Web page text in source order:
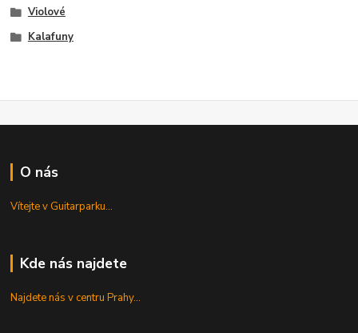
Violové
Kalafuny
O nás
Vítejte v Guitarparku...
Kde nás najdete
Najdete nás v centru Prahy...